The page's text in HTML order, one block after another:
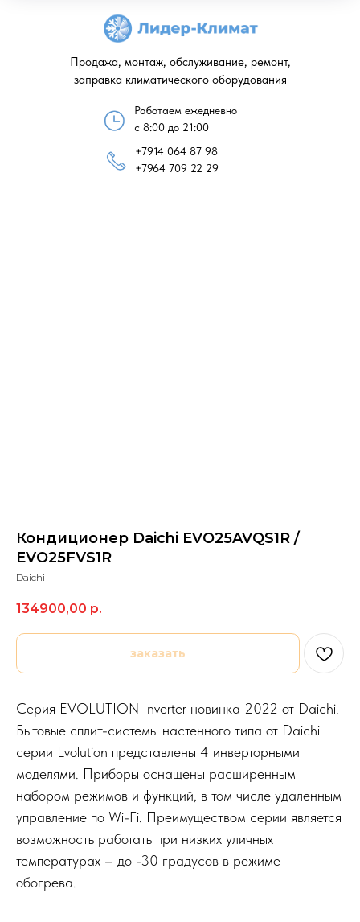
Работаем ежедневно
с 8:00 до 21:00
+7914 064 87 98
+7964 709 22 29
Продажа, монтаж, обслуживание, ремонт,
заправка климатического оборудования
Кондиционер Daichi EVO25AVQS1R /
EVO25FVS1R
Daichi
134900,00 р.
заказать
Серия EVOLUTION Inverter новинка 2022 от Daichi.
Бытовые сплит-системы настенного типа от Daichi
серии Evolution представлены 4 инверторными
моделями. Приборы оснащены расширенным
набором режимов и функций, в том числе удаленным
управление по Wi-Fi. Преимуществом серии является
возможность работать при низких уличных
температурах – до -30 градусов в режиме
обогрева.